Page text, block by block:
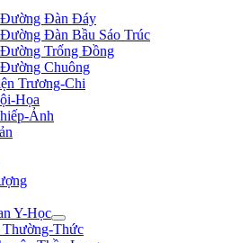
Đàn Đáy
Đàn Bầu Sáo Trúc
Trống Đồng
Chuông
Trương-Chi
Họa
Ảnh
Y-Học
Thức